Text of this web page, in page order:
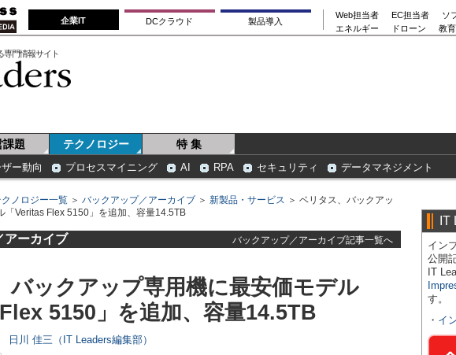
企業IT DCクラウド 製品導入
Web担当者 EC担当者
ソ
エネルギー
ドローン 教
専門情報サイト
課題 テクノロジー 特 集
ー動向 プロセスマイニング AI RPA セキュリティ データマネジメント
クノロジー一覧 ＞ バックアップ／アーカイブ ＞ 新製品・サービス ＞ ベリタス、バックアッ
「Veritas Flex 5150」を追加、容量14.5TB
アーカイブ
バックアップ／アーカイブ記事一覧へ
バックアップ専用機に最安価モデル
Flex 5150」を追加、容量14.5TB
日川 佳三（IT Leaders編集部）
IT
イン
公開
IT
す。
・ イ